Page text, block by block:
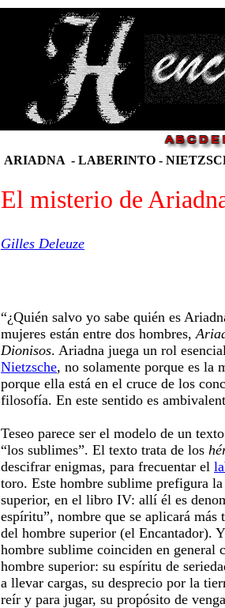
ARIADNA - LABERINTO -
El misterio de
Gilles Deleuze
“¿Quién salvo yo sabe quién es
mujeres están entre dos hombres,
Dionisos. Ariadna juega un rol
Nietzsche, no solamente porque es la
porque ella está en el cruce de los
filosofía. En este sentido es
Teseo parece ser el modelo de un
“los sublimes”. El texto trata de los
descifrar enigmas, para frecuentar el
toro. Este hombre sublime prefigura
superior, en el libro IV: allí él es
espíritu”, nombre que se aplicará más
del hombre superior (el Encantador).
hombre sublime coinciden en general
hombre superior: su espíritu de
a llevar cargas, su desprecio por la
reír y para jugar, su propósito de